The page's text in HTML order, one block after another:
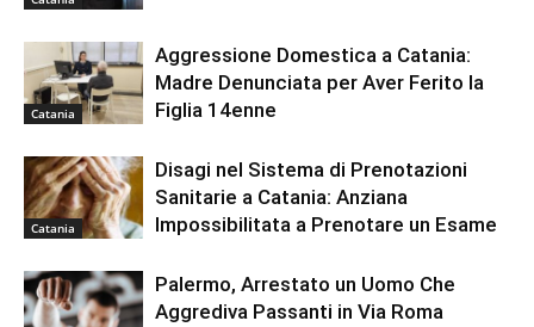
Catania
Aggressione Domestica a Catania:
Madre Denunciata per Aver Ferito la
Figlia 14enne
Catania
Disagi nel Sistema di Prenotazioni
Sanitarie a Catania: Anziana
Impossibilitata a Prenotare un Esame
Palermo, Arrestato un Uomo Che
Aggrediva Passanti in Via Roma